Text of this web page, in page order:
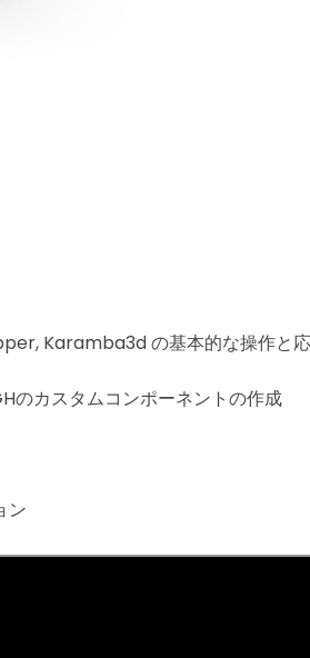
Karamba3d の基本的な操作と
のカスタムコンポーネントの作成
ン